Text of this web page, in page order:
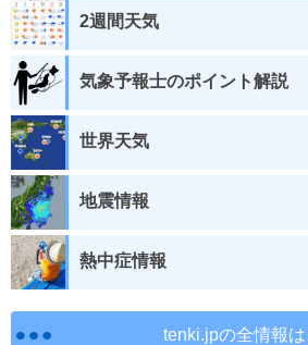
2週間天気
気象予報士のポイント解説
世界天気
地震情報
熱中症情報
tenki.jpの全情報